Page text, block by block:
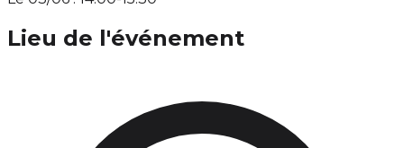
Lieu de l'événement